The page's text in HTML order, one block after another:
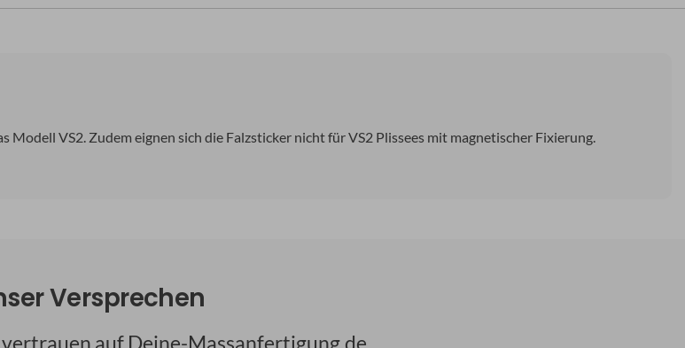
VS2. Zudem eignen sich die Falzsticker nicht für VS2 Plissees mit magnetischer Fixierung.
Versprechen
auf Deine-Massanfertigung.de